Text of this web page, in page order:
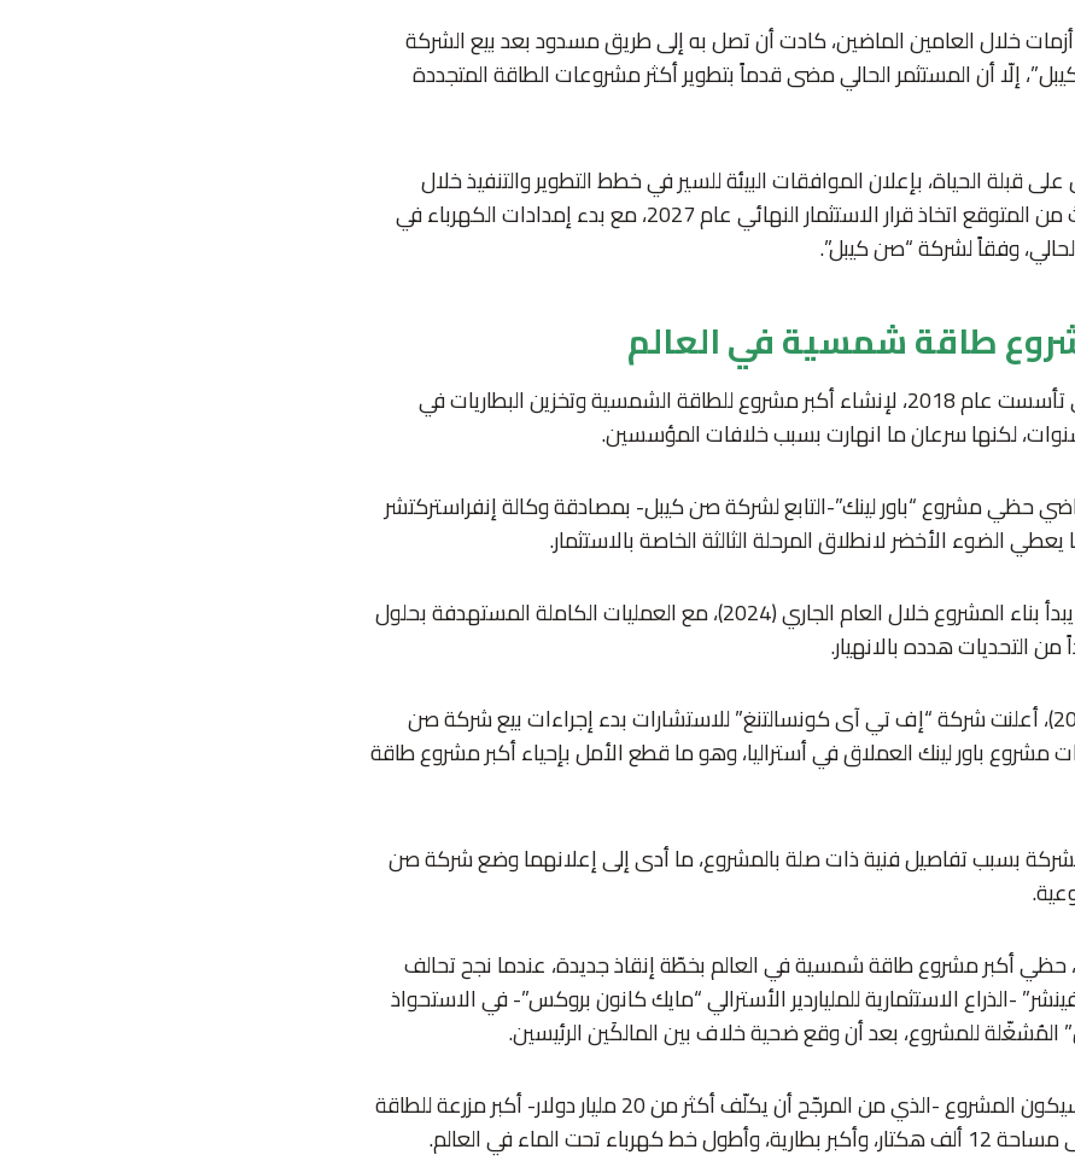
خلال العامين الماضين، كادت أن تصل به إلى طريق مسدود بعد بيع الشركة
إلّا أن المستثمر الحالي مضى قدماً بتطوير أكثر مشروعات الطاقة المتجددة
الحياة، بإعلان الموافقات البيئة للسير في خطط التطوير والتنفيذ خلال
السنوات المقبلة، حيث من المتوقع اتخاذ قرار الاستثمار النهائي عام 2027، مع بدء إمدادات الكهرباء في
الحالي، وفقاً لشركة “صن كيبل”.
طاقة شمسية في العالم
وخططت الشركة، التي تأسست عام 2018، لإنشاء أكبر مشروع للطاقة الشمسية وتخزين البطاريات في
سنوات، لكنها سرعان ما انهارت بسبب خلافات المؤسسين.
حظي مشروع “باور لينك”-التابع لشركة صن كيبل- بمصادقة وكالة إنفراستركتشر
يعطي الضوء الأخضر لانطلاق المرحلة الثالثة الخاصة بالاستثمار.
وكان من المتوقع أن يبدأ بناء المشروع خلال العام الجاري (2024)، مع العمليات الكاملة المستهدفة بحلول
وفي فبراير/شباط (2023)، أعلنت شركة “إف تي آى كونسالتنغ” للاستشارات بدء إجراءات بيع شركة صن
مشروع باور لينك العملاق في أستراليا، وهو ما قطع الأمل بإحياء أكبر مشروع طاقة
بسبب تفاصيل فنية ذات صلة بالمشروع، ما أدى إلى إعلانهما وضع شركة صن
مايو/أيار (2023)، حظي أكبر مشروع طاقة شمسية في العالم بخطّة إنقاذ جديدة، عندما نجح تحالف
-الذراع الاستثمارية للملياردير الأسترالي “مايك كانون بروكس”- في الاستحواذ
للمشروع، بعد أن وقع ضحية خلاف بين المالكَين الرئيسين.
وحال اكتماله بنجاح، سيكون المشروع -الذي من المرجّح أن يكلّف أكثر من 20 مليار دولار- أكبر مزرعة للطاقة
تحت الماء في العالم.